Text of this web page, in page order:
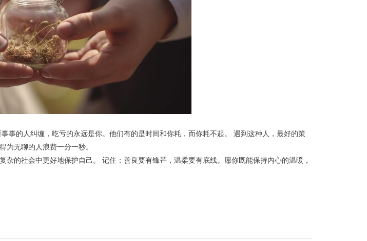
事的人纠缠，吃亏的永远是你。他们有的是时间和你耗，而你耗不起。 遇到这种人，最好的策
为无聊的人浪费一分一秒。
杂的社会中更好地保护自己。 记住：善良要有锋芒，温柔要有底线。愿你既能保持内心的温暖，